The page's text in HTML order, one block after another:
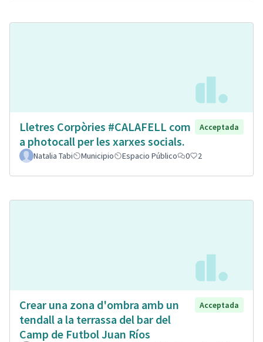
Lletres Corpòries #CALAFELL com
a photocall per les xarxes socials.
Acceptada
Natalia Tabi Municipio Espacio Público 0 2
Crear una zona d'ombra amb un
tendall a la terrassa del bar del
Camp de Futbol Juan Ríos
Acceptada